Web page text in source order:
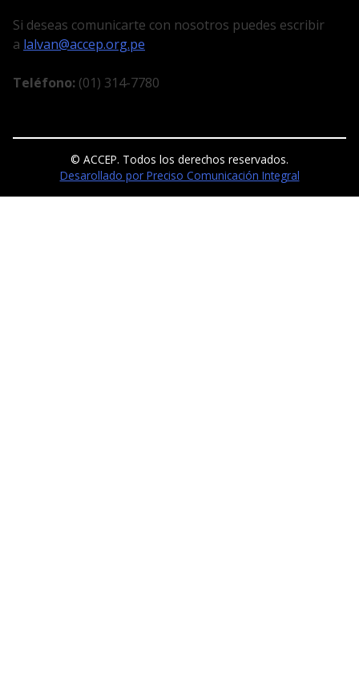
Si deseas comunicarte con nosotros puedes escribir
a lalvan@accep.org.pe
Teléfono: (01) 314-7780
© ACCEP. Todos los derechos reservados.
Desarollado por Preciso Comunicación Integral